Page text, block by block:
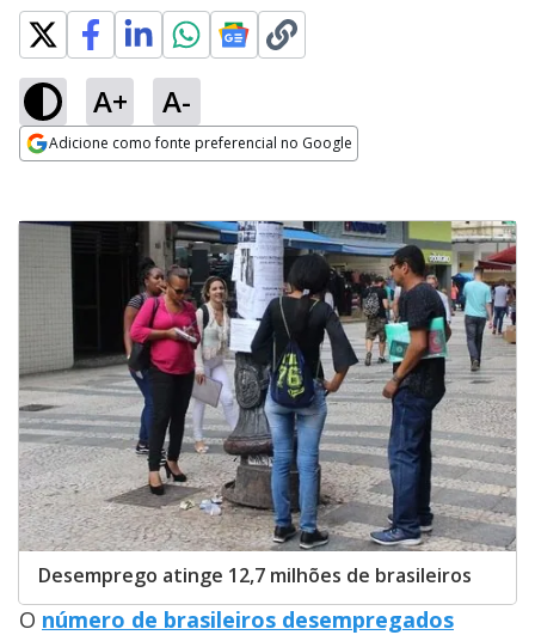
A+ A-
Adicione como fonte preferencial no Google
Desemprego atinge 12,7 milhões de brasileiros
O número de brasileiros desempregados